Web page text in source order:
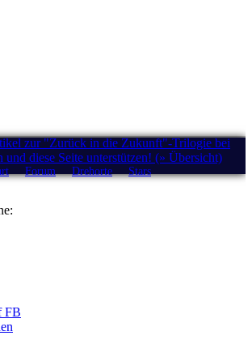
zur "Zurück in die Zukunft"-Trilogie bei
und diese Seite unterstützen! (» Übersicht)
Forum Drehorte Stars
FB